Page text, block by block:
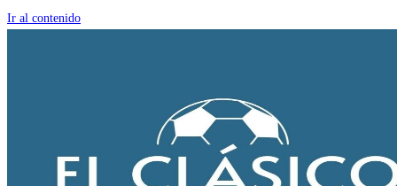
Ir al contenido